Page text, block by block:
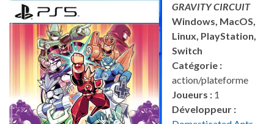
GRAVITY CIRCUIT
Windows, MacOS,
Linux, PlayStation,
Switch
Catégorie :
action/plateforme
Joueurs : 1
Développeur :